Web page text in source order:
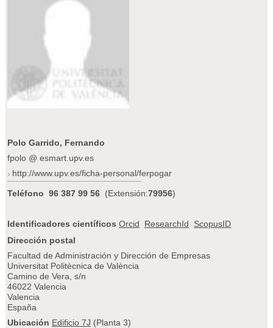
Polo Garrido, Fernando
fpolo @ esmart.upv.es
http://www.upv.es/ficha-personal/ferpogar
Teléfono 96 387 99 56(Extensión:79956)
Identificadores científicos Orcid ResearchId
ScopusID
Dirección postal
Facultad de Administración y Dirección de Empresas
Universitat Politècnica de València
Camino de Vera, s/n
46022 Valencia
Valencia
España
Ubicación Edificio 7J (Planta 3)